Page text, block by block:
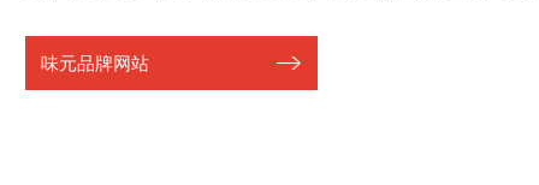
味元品牌网站